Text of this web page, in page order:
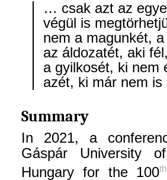
… csak azt az
végül is
nem a magunkét,
az áldozatét, aki
a gyilkosét, ki nem
azét, ki már nem
Summary
In 2021, a
Gáspár University
Hungary for the 100th